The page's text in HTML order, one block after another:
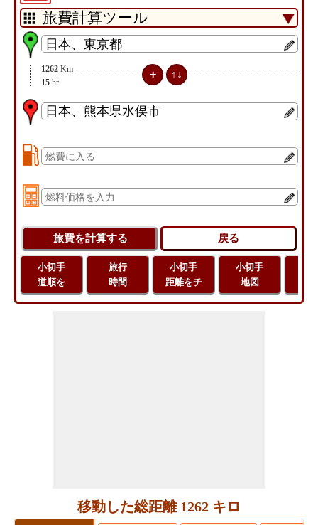
1262 Km
15 hr
小切手
道順を
旅行
時間
小切手
距離をチ
小切手
地図
移動した総距離 1262 キロ